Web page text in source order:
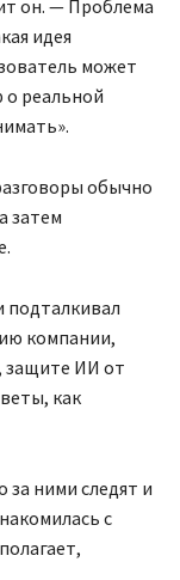
он. — Проблема
идея
может
о реальной
обычно
затем
подталкивал
компании,
защите ИИ от
как
ними следят и
с